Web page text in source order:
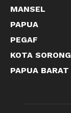
MANSEL
PAPUA
PEGAF
KOTA SORONG
PAPUA BARAT